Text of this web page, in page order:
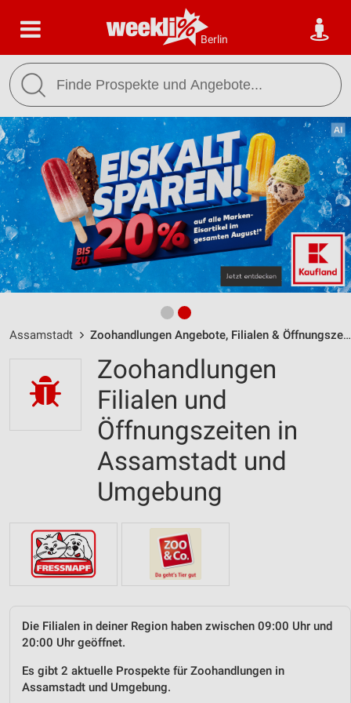
Berlin
Assamstadt Zoohandlungen Angebote, Filialen & Öffnungszeiten
Zoohandlungen
Filialen und
Öffnungszeiten in
Assamstadt und
Umgebung
Die Filialen in deiner Region haben zwischen 09:00 Uhr und
20:00 Uhr geöffnet.
Es gibt 2 aktuelle Prospekte für Zoohandlungen in
Assamstadt und Umgebung.